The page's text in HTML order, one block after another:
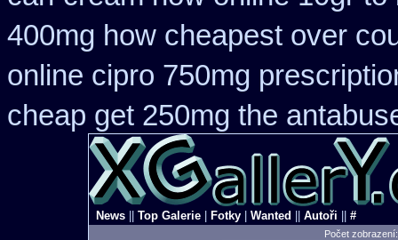
400mg how cheapest over
online cipro 750mg
cheap get 250mg the
News Top Galerie Fotky Wanted Autoři #
Počet